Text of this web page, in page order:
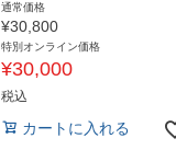
通常価格
¥30,800
特別オンライン価格
¥30,000
税込
カートに入れる